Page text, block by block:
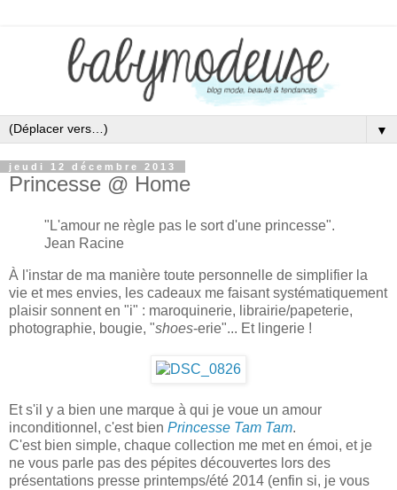
▼
jeudi 12 décembre 2013
Princesse @ Home
"L'amour ne règle pas le sort d'une princesse".
Jean Racine
À l'instar de ma manière toute personnelle de simplifier la
vie et mes envies, les cadeaux me faisant systématiquement
plaisir sonnent en "i" : maroquinerie, librairie/papeterie,
photographie, bougie, "shoes-erie"... Et lingerie !
Et s'il y a bien une marque à qui je voue un amour
inconditionnel, c'est bien Princesse Tam Tam.
C'est bien simple, chaque collection me met en émoi, et je
ne vous parle pas des pépites découvertes lors des
présentations presse printemps/été 2014 (enfin si, je vous